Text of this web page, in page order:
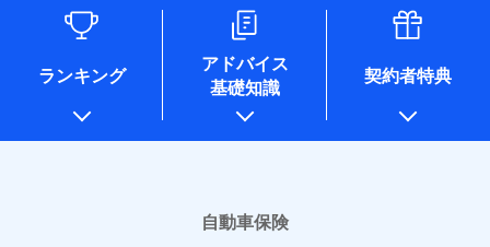
るために利用させていただくことがあります。）
各種セミナーの開催のため
コンサルティングサービスの実施のため
アンケートやキャンペーン等の実施のため
上記に係る案内・手続き・管理等付帯業務を行うため
* 当社が委託を受けている保険会社の情報は、保険会社のホ
ームページに掲載しておりますので、ご確認ください。
あいおいニッセイ同和損害保険株式会社
(https://www.aioinissaydowa.co.jp/)
ランキング
アドバイス
基礎知識
契約者特典
自動車保険